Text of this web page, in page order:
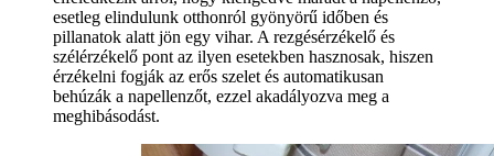
esetleg elindulunk otthonról gyönyörű időben és
pillanatok alatt jön egy vihar. A rezgésérzékelő és
szélérzékelő pont az ilyen esetekben hasznosak, hiszen
érzékelni fogják az erős szelet és automatikusan
behúzák a napellenzőt, ezzel akadályozva meg a
meghibásodást.